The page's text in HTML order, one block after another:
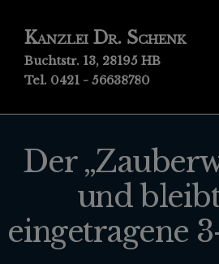
Kanzlei Dr. Schenk
Buchtstr. 13, 28195 HB
Tel. 0421 - 56638780
Der
und
eingetragene